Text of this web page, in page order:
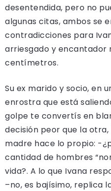
desentendida, pero no
algunas citas, ambos se
contradicciones para
arriesgado y encantador
centímetros.
Su ex marido y socio, en
enrostra que está
golpe te convertís en
decisión peor que la otra,
madre hace lo propio: -
cantidad de hombres
vida?. A lo que Ivana
–no, es bajísimo, replica